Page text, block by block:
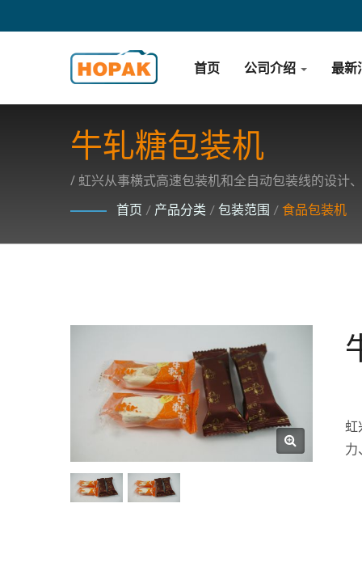
首页 公司介绍 最新
牛轧糖包装机
/ 虹兴从事横式高速包装机和全自动包装线的设计
首页 / 产品分类 / 包装范围 / 食品包装机
虹
力